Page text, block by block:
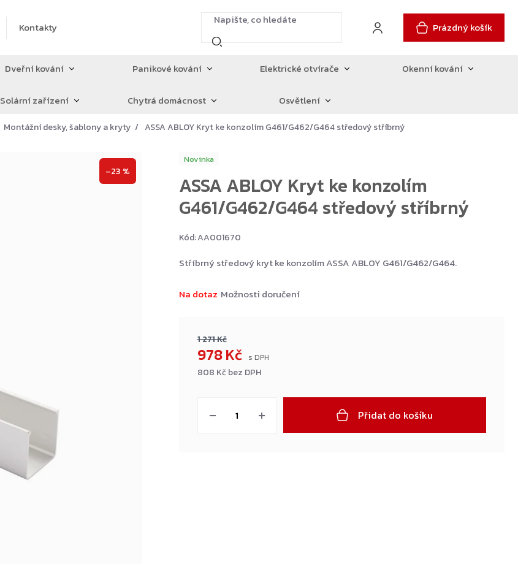
Kontakty Prázdný košík
Dveřní kování Panikové kování Elektrické otvírače
Okenní kování
Solární zařízení Chytrá domácnost Osvětlení
Montážní desky, šablony a kryty ASSA ABLOY Kryt ke konzolím G461/G462/G464 středový stříbrný
Novinka
ASSA ABLOY Kryt ke konzolím
G461/G462/G464 středový stříbrný
Kód:AA001670
–23 %
1 271 Kč
978 Kč
808 Kč bez DPH
Na dotaz Možnosti doručení
Přidat do košíku
Stříbrný středový kryt ke konzolím ASSA ABLOY G461/G462/G464.